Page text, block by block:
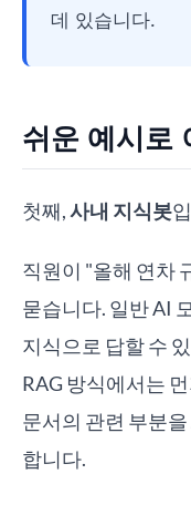
데 있습니다.
쉬운 예시로
첫째,사내 지식봇
직원이 "올해 연차
묻습니다. 일반 AI
지식으로 답할 수
RAG 방식에서는
문서의 관련 부분
합니다.